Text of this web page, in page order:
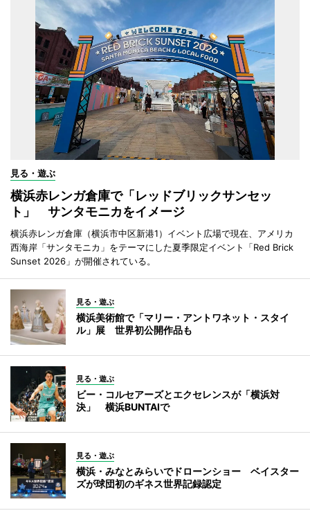
見る・遊ぶ
横浜赤レンガ倉庫で「レッドブリックサンセッ
ト」 サンタモニカをイメージ
横浜赤レンガ倉庫（横浜市中区新港1）イベント広場で現在、アメリカ
西海岸「サンタモニカ」をテーマにした夏季限定イベント「Red Brick
Sunset 2026」が開催されている。
見る・遊ぶ
横浜美術館で「マリー・アントワネット・スタイ
ル」展 世界初公開作品も
見る・遊ぶ
ビー・コルセアーズとエクセレンスが「横浜対
決」 横浜BUNTAIで
見る・遊ぶ
横浜・みなとみらいでドローンショー ベイスター
ズが球団初のギネス世界記録認定